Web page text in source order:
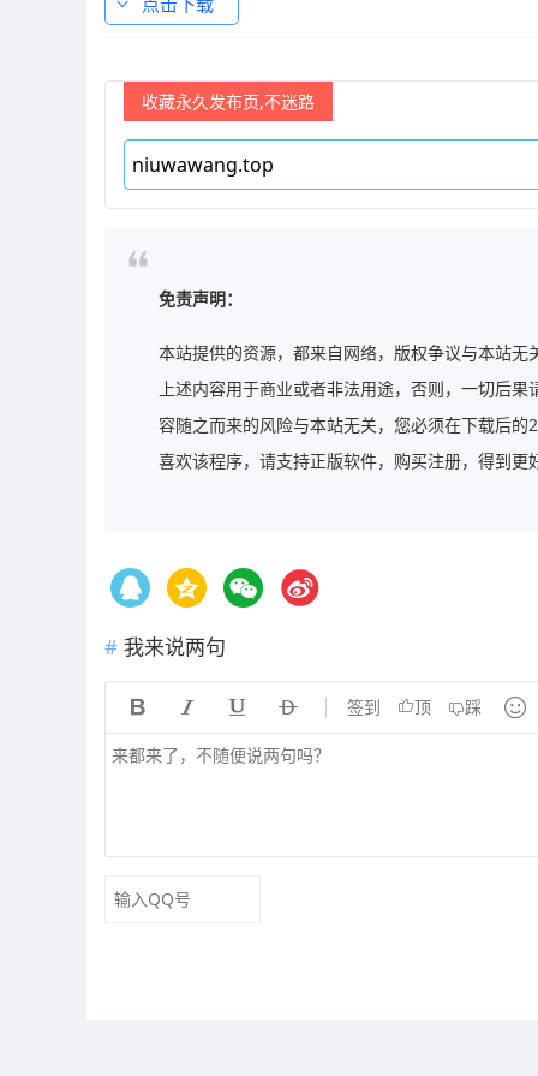
收藏永久发布页,不迷路
免责声明：
本站提供的资源，都来自网络，版权争议与本站
上述内容用于商业或者非法用途，否则，一切后
容随之而来的风险与本站无关，您必须在下载后
喜欢该程序，请支持正版软件，购买注册，得到
我来说两句
    签到 顶 踩 